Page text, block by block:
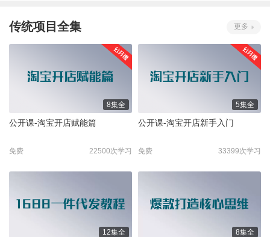
传统项目全集 更多
8集全
公开课-淘宝开店赋能篇
免费 22500次学习
5集全
公开课-淘宝开店新手入门
免费 33399次学习
12集全 8集全